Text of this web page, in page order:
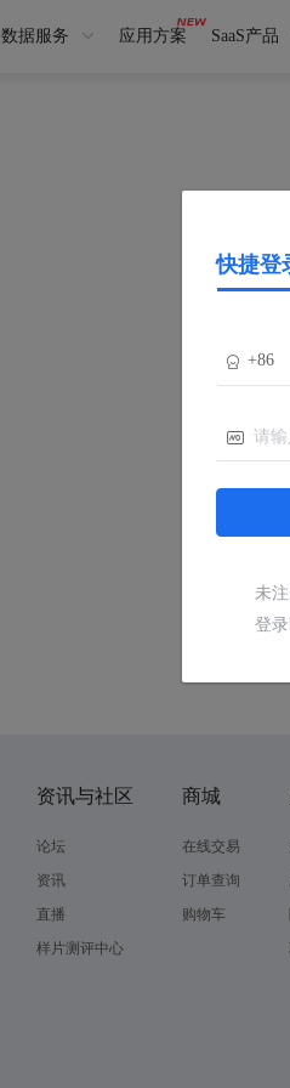
数据服务 应用方案 SaaS产品
资讯与社区
论坛
资讯
直播
样片测评中心
商城
在线交易
订单查询
购物车
快捷登
未
登